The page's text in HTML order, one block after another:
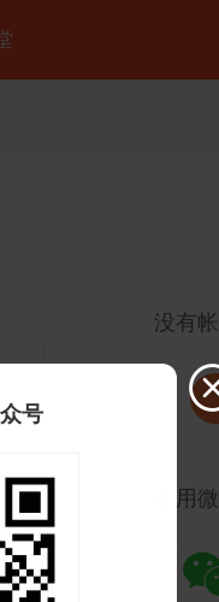
没有
使用
号